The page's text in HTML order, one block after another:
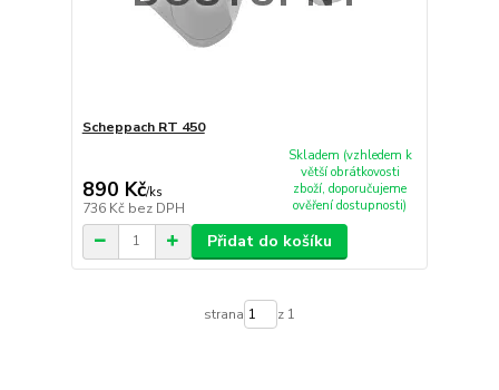
Scheppach RT 450
890 Kč/ks
736 Kč bez DPH
Skladem (vzhledem k
větší obrátkovosti
zboží, doporučujeme
ověření dostupnosti)
Přidat do košíku
strana z 1